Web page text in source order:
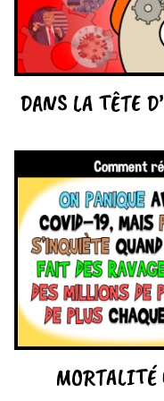
DANS LA TÊTE